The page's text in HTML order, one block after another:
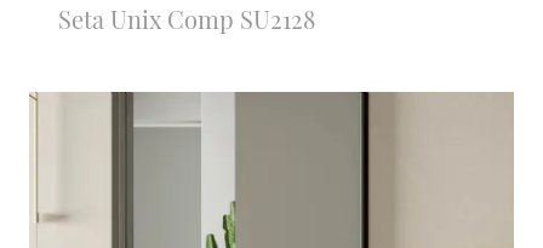
Seta Unix Comp SU2128